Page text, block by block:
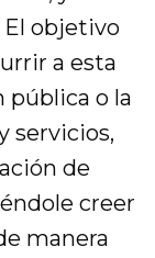
El objetivo
a esta
pública o la
servicios,
de
creer
manera